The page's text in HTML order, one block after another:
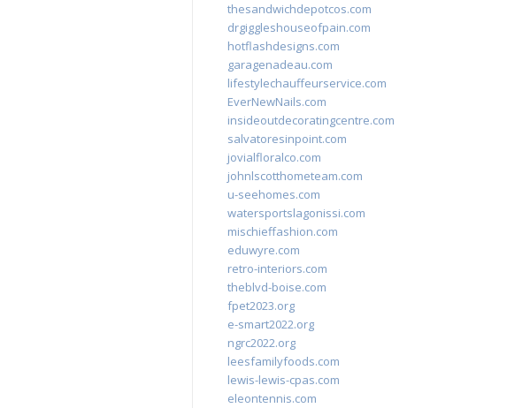
thesandwichdepotcos.com
drgiggleshouseofpain.com
hotflashdesigns.com
garagenadeau.com
lifestylechauffeurservice.com
EverNewNails.com
insideoutdecoratingcentre.com
salvatoresinpoint.com
jovialfloralco.com
johnlscotthometeam.com
u-seehomes.com
watersportslagonissi.com
mischieffashion.com
eduwyre.com
retro-interiors.com
theblvd-boise.com
fpet2023.org
e-smart2022.org
ngrc2022.org
leesfamilyfoods.com
lewis-lewis-cpas.com
eleontennis.com